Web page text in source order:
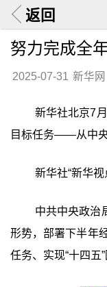
返回
努力完成全
2025-07-31 新华网
新华社北京7
目标任务——从中
新华社“新华视
中共中央政治
形势，部署下半年
任务、实现“十四五